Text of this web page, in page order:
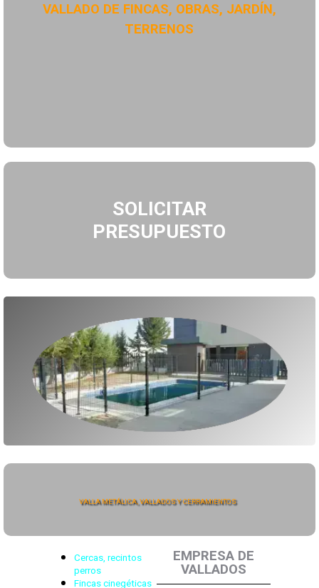
VALLADO DE FINCAS, OBRAS, JARDÍN,
TERRENOS
SOLICITAR
PRESUPUESTO
VALLA METÁLICA, VALLADOS Y CERRAMIENTOS
Cercas, recintos
perros
Fincas cinegéticas
EMPRESA DE
VALLADOS